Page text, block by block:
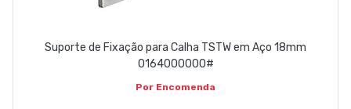
Suporte de Fixação para Calha TSTW em Aço 18mm
0164000000#
Por Encomenda